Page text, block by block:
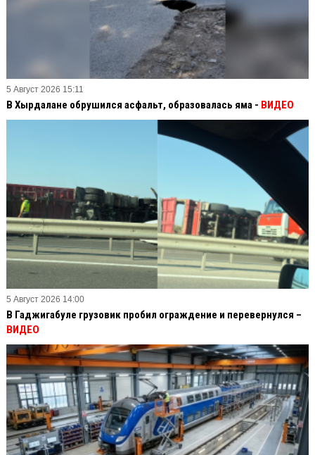
5 Август 2026 15:11
В Хырдалане обрушился асфальт, образовалась яма - ВИДЕО
5 Август 2026 14:00
В Гаджигабуле грузовик пробил ограждение и перевернулся –
ВИДЕО